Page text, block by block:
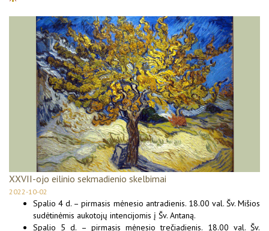
XXVII-ojo eilinio sekmadienio skelbimai
2022-10-02
Spalio 4 d. – pirmasis mėnesio antradienis. 18.00 val. Šv. Mišios
sudėtinėmis aukotojų intencijomis į Šv. Antaną.
Spalio 5 d. – pirmasis mėnesio trečiadienis. 18.00 val. Šv.